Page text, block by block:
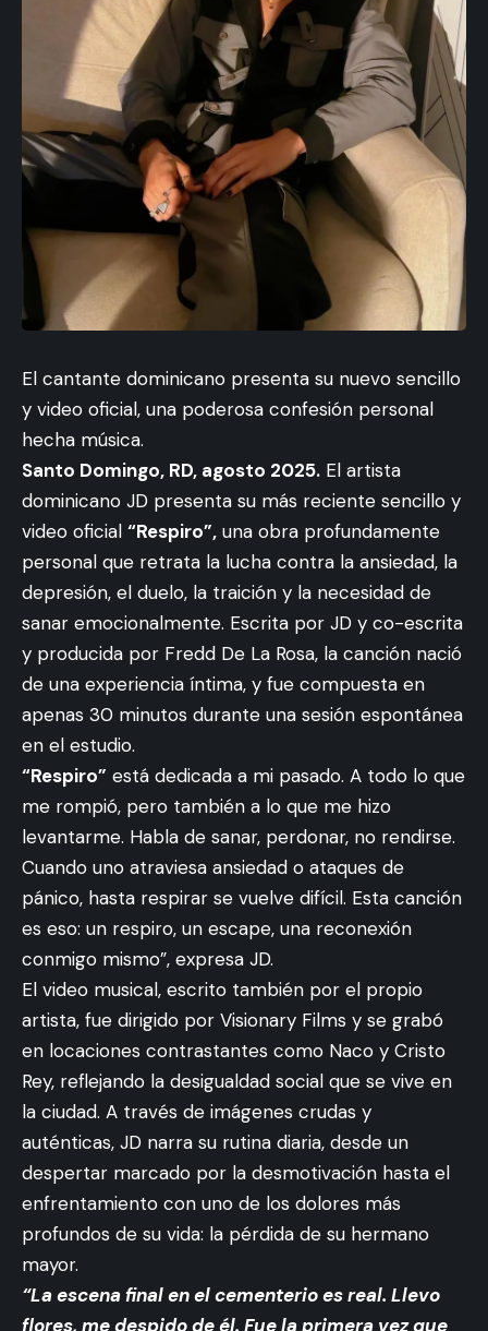
El cantante dominicano presenta su nuevo sencillo
y video oficial, una poderosa confesión personal
hecha música.
Santo Domingo, RD, agosto 2025. El artista
dominicano JD presenta su más reciente sencillo y
video oficial “Respiro”, una obra profundamente
personal que retrata la lucha contra la ansiedad, la
depresión, el duelo, la traición y la necesidad de
sanar emocionalmente. Escrita por JD y co-escrita
y producida por Fredd De La Rosa, la canción nació
de una experiencia íntima, y fue compuesta en
apenas 30 minutos durante una sesión espontánea
en el estudio.
“Respiro” está dedicada a mi pasado. A todo lo que
me rompió, pero también a lo que me hizo
levantarme. Habla de sanar, perdonar, no rendirse.
Cuando uno atraviesa ansiedad o ataques de
pánico, hasta respirar se vuelve difícil. Esta canción
es eso: un respiro, un escape, una reconexión
conmigo mismo”, expresa JD.
El video musical, escrito también por el propio
artista, fue dirigido por Visionary Films y se grabó
en locaciones contrastantes como Naco y Cristo
Rey, reflejando la desigualdad social que se vive en
la ciudad. A través de imágenes crudas y
auténticas, JD narra su rutina diaria, desde un
despertar marcado por la desmotivación hasta el
enfrentamiento con uno de los dolores más
profundos de su vida: la pérdida de su hermano
mayor.
“La escena final en el cementerio es real. Llevo
flores, me despido de él. Fue la primera vez que